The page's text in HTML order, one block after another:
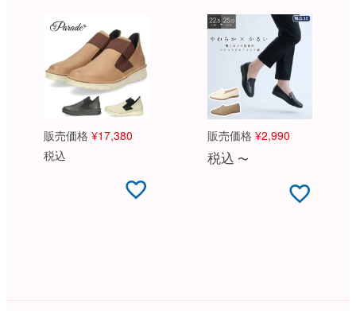
販売価格 ¥17,380
税込
販売価格 ¥2,990
税込 〜